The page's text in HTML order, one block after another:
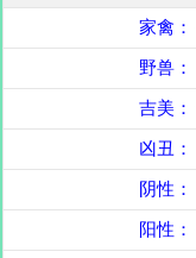
家禽：
野兽：
吉美：
凶丑：
阴性：
阳性：